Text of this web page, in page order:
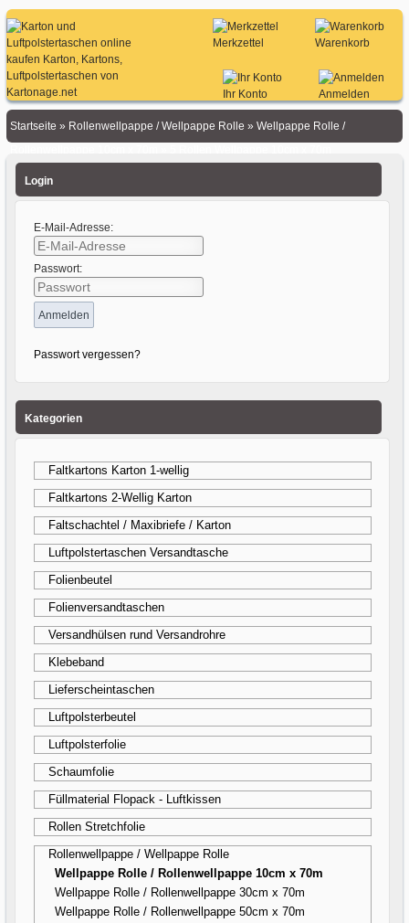
Warenkorb
Merkzettel
Anmelden
Ihr Konto
Startseite » Rollenwellpappe / Wellpappe Rolle »Wellpappe Rolle /
Login
E-Mail-Adresse:
Passwort:
Passwort vergessen?
Kategorien
Faltkartons Karton 1-wellig
Faltkartons 2-Wellig Karton
Faltschachtel / Maxibriefe / Karton
Luftpolstertaschen Versandtasche
Folienbeutel
Folienversandtaschen
Versandhülsen rund Versandrohre
Klebeband
Lieferscheintaschen
Luftpolsterbeutel
Luftpolsterfolie
Schaumfolie
Füllmaterial Flopack - Luftkissen
Rollen Stretchfolie
Rollenwellpappe / Wellpappe Rolle
Wellpappe Rolle / Rollenwellpappe 10cm x 70m
Wellpappe Rolle / Rollenwellpappe 30cm x 70m
Wellpappe Rolle / Rollenwellpappe 50cm x 70m